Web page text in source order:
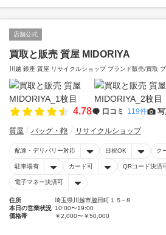
店舗公式
買取と販売 質屋 MIDORIYA
川越 銀座 質屋 リサイクルショップ ブランド販売/買取
4.78 口コミ 119件
質屋 バッグ・鞄 リサイクルショップ
配達・デリバリー対応 日祝OK ク
駐車場有 カード可 QRコード決済
電子マネー決済可
住所
埼玉県川越市脇田町１５−８
本日の営業状況 10:00〜19:00
価格帯
￥2,000〜￥50,000